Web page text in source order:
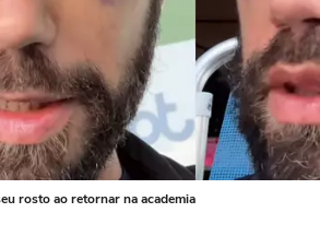
rosto ao retornar na academia